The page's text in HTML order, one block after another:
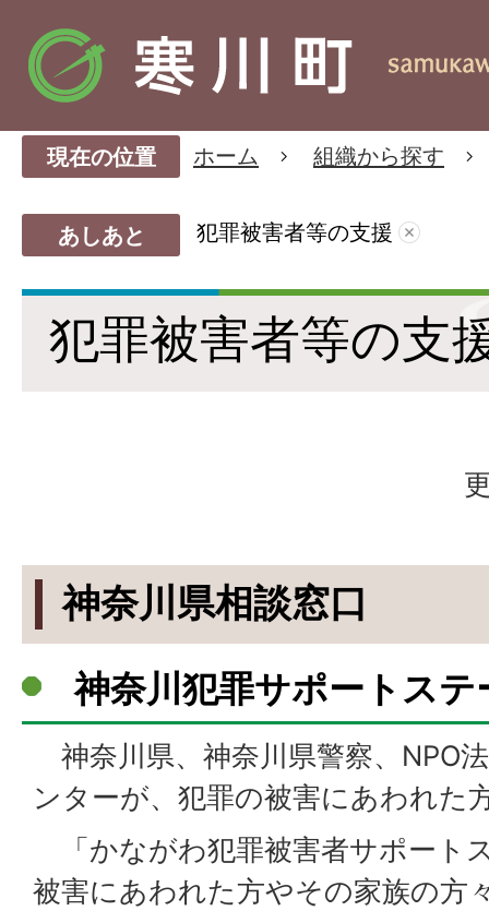
現在の位置 ホーム 組織から探す
あしあと 犯罪被害者等の支援
犯罪被害者等の支
神奈川県相談窓口
神奈川犯罪サポートステ
神奈川県、神奈川県警察、NPO
ンターが、犯罪の被害にあわれた
「かながわ犯罪被害者サポート
被害にあわれた方やその家族の方